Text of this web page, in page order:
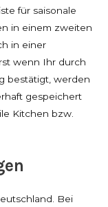
für saisonale
in einem zweiten
in einer
wenn Ihr durch
bestätigt, werden
gespeichert
Kitchen bzw.
Bei